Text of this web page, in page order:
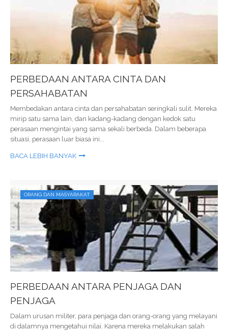
PERBEDAAN ANTARA CINTA DAN
PERSAHABATAN
Membedakan antara cinta dan persahabatan seringkali sulit. Mereka
mirip satu sama lain, dan kadang-kadang dengan kedok satu
perasaan mengintai yang sama sekali berbeda. Dalam beberapa
situasi, perasaan luar biasa ini...
BACA LEBIH BANYAK
ORANG DAN MASYARAKAT
PERBEDAAN ANTARA PENJAGA DAN
PENJAGA
Dalam urusan militer, para penjaga dan orang-orang yang melayani
di dalamnya mengetahui nilai. Karena mereka melakukan salah